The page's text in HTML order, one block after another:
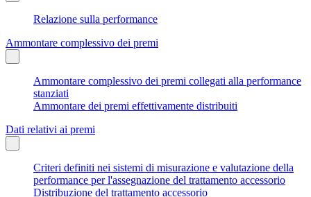
Relazione sulla performance
Ammontare complessivo dei premi
Ammontare complessivo dei premi collegati alla performance
stanziati
Ammontare dei premi effettivamente distribuiti
Dati relativi ai premi
Criteri definiti nei sistemi di misurazione e valutazione della
performance per l'assegnazione del trattamento accessorio
Distribuzione del trattamento accessorio